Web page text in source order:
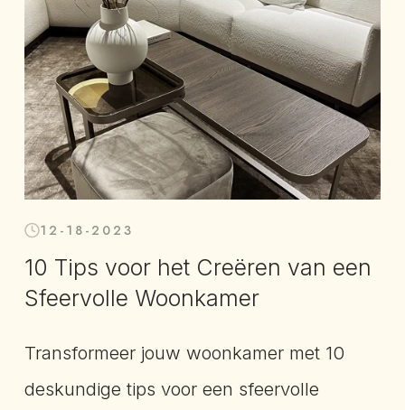
12-18-2023
10 Tips voor het Creëren van een
Sfeervolle Woonkamer
Transformeer jouw woonkamer met 10
deskundige tips voor een sfeervolle